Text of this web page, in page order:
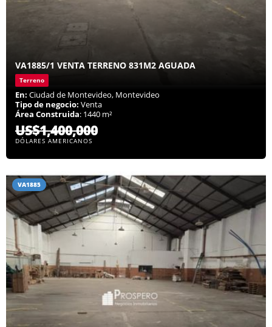
VA1885/1 VENTA TERRENO 831M2 AGUADA
Terreno
En: Ciudad de Montevideo, Montevideo
Tipo de negocio: Venta
Área Construida: 1440 m²
US$1,400,000
DÓLARES AMERICANOS
VA1885